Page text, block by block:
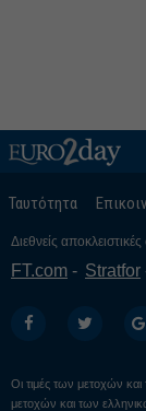
Ταυτότητα
Διεθνείς
FT.com Stratfor
Οι τιμές των μετοχών
μετοχών και των